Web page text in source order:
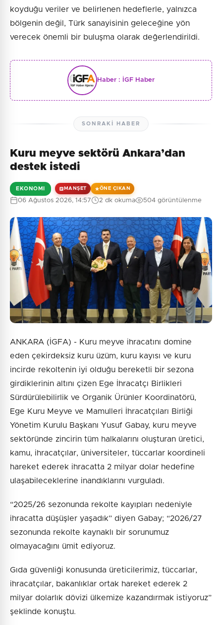
koyduğu veriler ve belirlenen hedeflerle, yalnızca
bölgenin değil, Türk sanayisinin geleceğine yön
verecek önemli bir buluşma olarak değerlendirildi.
Haber : İGF Haber
SONRAKI HABER
Kuru meyve sektörü Ankara’dan
destek istedi
EKONOMI MANŞET ÖNE ÇIKAN
06 Ağustos 2026, 14:57 2 dk okuma 504 görüntülenme
ANKARA (İGFA) - Kuru meyve ihracatını domine
eden çekirdeksiz kuru üzüm, kuru kayısı ve kuru
incirde rekoltenin iyi olduğu bereketli bir sezona
girdiklerinin altını çizen Ege İhracatçı Birlikleri
Sürdürülebilirlik ve Organik Ürünler Koordinatörü,
Ege Kuru Meyve ve Mamulleri İhracatçıları Birliği
Yönetim Kurulu Başkanı Yusuf Gabay, kuru meyve
sektöründe zincirin tüm halkalarını oluşturan üretici,
kamu, ihracatçılar, üniversiteler, tüccarlar koordineli
hareket ederek ihracatta 2 milyar dolar hedefine
ulaşabileceklerine inandıklarını vurguladı.
“2025/26 sezonunda rekolte kayıpları nedeniyle
ihracatta düşüşler yaşadık” diyen Gabay; “2026/27
sezonunda rekolte kaynaklı bir sorunumuz
olmayacağını ümit ediyoruz.
Gıda güvenliği konusunda üreticilerimiz, tüccarlar,
ihracatçılar, bakanlıklar ortak hareket ederek 2
milyar dolarlık dövizi ülkemize kazandırmak istiyoruz”
şeklinde konuştu.